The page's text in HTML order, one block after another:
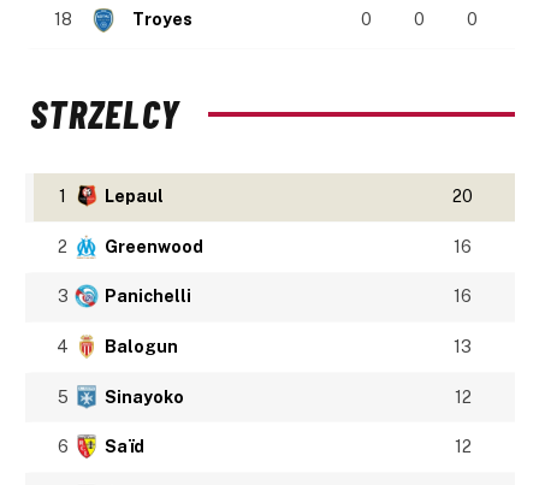
18 Troyes 0 0 0
STRZELCY
1 Lepaul 20
2 Greenwood 16
3 Panichelli 16
4 Balogun 13
5 Sinayoko 12
6 Saïd 12